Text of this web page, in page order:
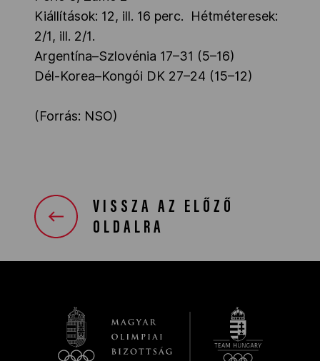
Kiállítások: 12, ill. 16 perc. Hétméteresek:
2/1, ill. 2/1.
Argentína–Szlovénia 17–31 (5–16)
Dél-Korea–Kongói DK 27–24 (15–12)
(Forrás: NSO)
VISSZA AZ ELŐZŐ
OLDALRA